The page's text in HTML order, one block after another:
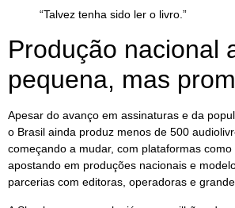
“Talvez tenha sido ler o livro.”
Produção nacional
pequena, mas
Apesar do avanço em assinaturas e da
o Brasil ainda produz menos de 500
começando a mudar, com plataformas como
apostando em produções nacionais e
parcerias com editoras, operadoras e